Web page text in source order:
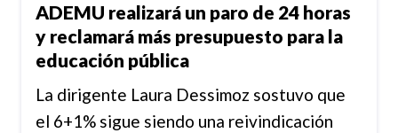
ADEMU realizará un paro de 24 horas
y reclamará más presupuesto para la
educación pública
La dirigente Laura Dessimoz sostuvo que
el 6+1% sigue siendo una reivindicación